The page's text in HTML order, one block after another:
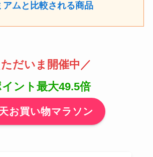
アムと比較される商品
だいま開催中／
ント最大49.5倍
お買い物マラソン